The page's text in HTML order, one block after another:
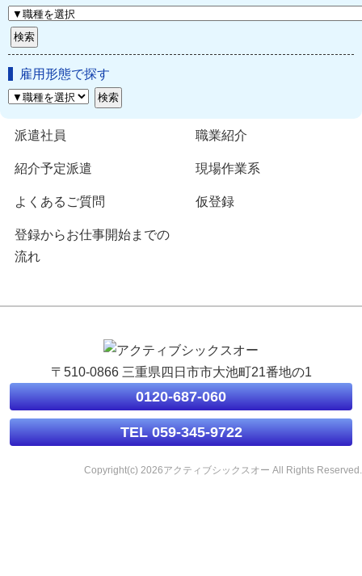
雇用形態で探す
派遣社員 職業紹介
紹介予定派遣 現場作業系
よくあるご質問 仮登録
登録からお仕事開始までの
流れ
〒510-0866 三重県四日市市大池町21番地の1
0120-687-060
TEL 059-345-9722
Copyright(c) 2026アクティブシックスオー All Rights Reserved.